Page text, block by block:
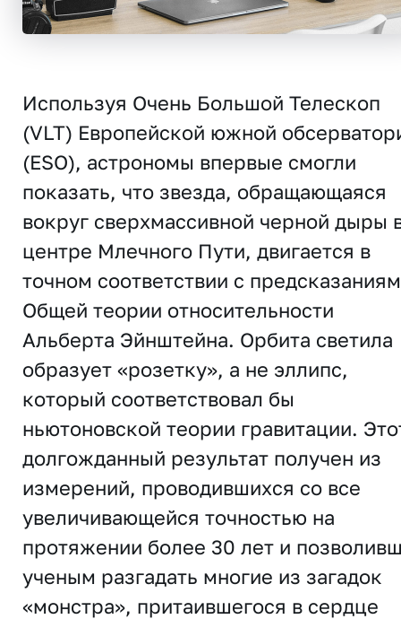
Используя Очень Большой Телескоп
(VLT) Европейской южной
(ESO), астрономы впервые смогли
показать, что звезда, обращающаяся
вокруг сверхмассивной черной дыры
центре Млечного Пути, двигается в
точном соответствии с
Общей теории относительности
Альберта Эйнштейна. Орбита светила
образует «розетку», а не эллипс,
который соответствовал бы
ньютоновской теории гравитации.
долгожданный результат получен из
измерений, проводившихся со все
увеличивающейся точностью на
протяжении более 30 лет и
ученым разгадать многие из загадок
«монстра», притаившегося в сердце